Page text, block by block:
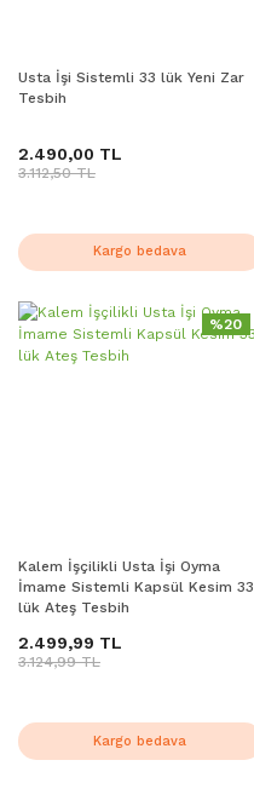
Usta İşi Sistemli 33 lük Yeni Zar
Tesbih
2.490,00 TL
3.112,50 TL
Kargo bedava
%20
Kalem İşçilikli Usta İşi Oyma
İmame Sistemli Kapsül Kesim 33
lük Ateş Tesbih
2.499,99 TL
3.124,99 TL
Kargo bedava